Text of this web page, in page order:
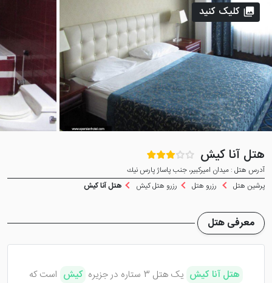
هتل آنا کیش
آدرس هتل : ميدان اميركبير، جنب پاساژ پارس نيك
پرشین هتل
رزرو هتل رزرو هتل کیش هتل آنا کیش
کلیک کنید
معرفی هتل
هتل آنا کیش یک هتل 3 ستاره در جزیره کیش است که